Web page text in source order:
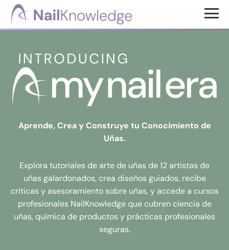
Saltar
principal
Saltar
página
Conocimientos
uñas
Aprende, Crea y Construye tu Conocimiento de
Uñas.
Explora tutoriales de arte de uñas de 12 artistas de
uñas galardonados, crea diseños guiados, recibe
críticas y asesoramiento sobre uñas, y accede a cursos
profesionales NailKnowledge que cubren ciencia de
uñas, química de productos y prácticas profesionales
seguras.